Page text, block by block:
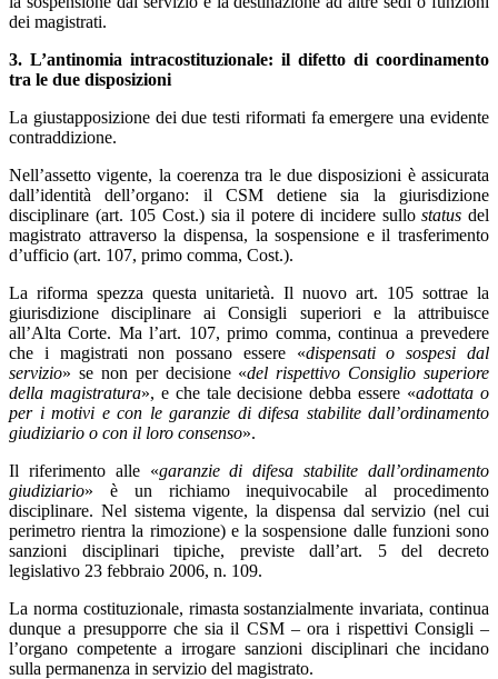
dei magistrati.
3. L’antinomia intracostituzionale: il difetto di coordinamento
tra le due disposizioni
La giustapposizione dei due testi riformati fa emergere una evidente
contraddizione.
Nell’assetto vigente, la coerenza tra le due disposizioni è assicurata
dall’identità dell’organo: il CSM detiene sia la giurisdizione
disciplinare (art. 105 Cost.) sia il potere di incidere sullostatus del
magistrato attraverso la dispensa, la sospensione e il trasferimento
d’ufficio (art. 107, primo comma, Cost.).
La riforma spezza questa unitarietà. Il nuovo art. 105 sottrae la
giurisdizione disciplinare ai Consigli superiori e la attribuisce
all’Alta Corte. Ma l’art. 107, primo comma, continua a prevedere
che i magistrati non possano essere «dispensati o sospesi dal
servizio» se non per decisione «del rispettivo Consiglio superiore
della magistratura», e che tale decisione debba essere «adottata o
per i motivi e con le garanzie di difesa stabilite dall’ordinamento
giudiziario o con il loro consenso».
Il riferimento alle «garanzie di difesa stabilite dall’ordinamento
giudiziario» è un richiamo inequivocabile al procedimento
disciplinare. Nel sistema vigente, la dispensa dal servizio (nel cui
perimetro rientra la rimozione) e la sospensione dalle funzioni sono
sanzioni disciplinari tipiche, previste dall’art. 5 del decreto
legislativo 23 febbraio 2006, n. 109.
La norma costituzionale, rimasta sostanzialmente invariata, continua
dunque a presupporre che sia il CSM – ora i rispettivi Consigli –
l’organo competente a irrogare sanzioni disciplinari che incidano
sulla permanenza in servizio del magistrato.